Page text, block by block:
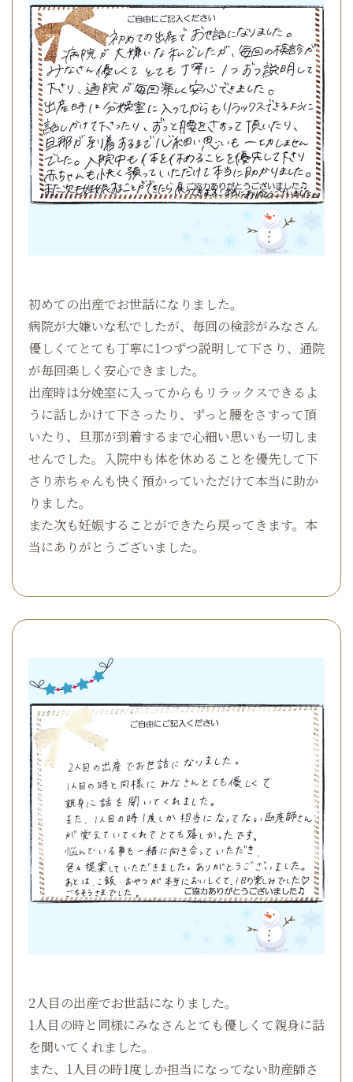
初めての出産でお世話になりました。
病院が大嫌いな私でしたが、毎回の検診がみなさん
優しくてとても丁寧に1つずつ説明して下さり、通院
が毎回楽しく安心できました。
出産時は分娩室に入ってからもリラックスできるよ
うに話しかけて下さったり、ずっと腰をさすって頂
いたり、旦那が到着するまで心細い思いも一切しま
せんでした。入院中も体を休めることを優先して下
さり赤ちゃんも快く預かっていただけて本当に助か
りました。
また次も妊娠することができたら戻ってきます。本
当にありがとうございました。
2人目の出産でお世話になりました。
1人目の時と同様にみなさんとても優しくて親身に話
を聞いてくれました。
また、1人目の時1度しか担当になってない助産師さ